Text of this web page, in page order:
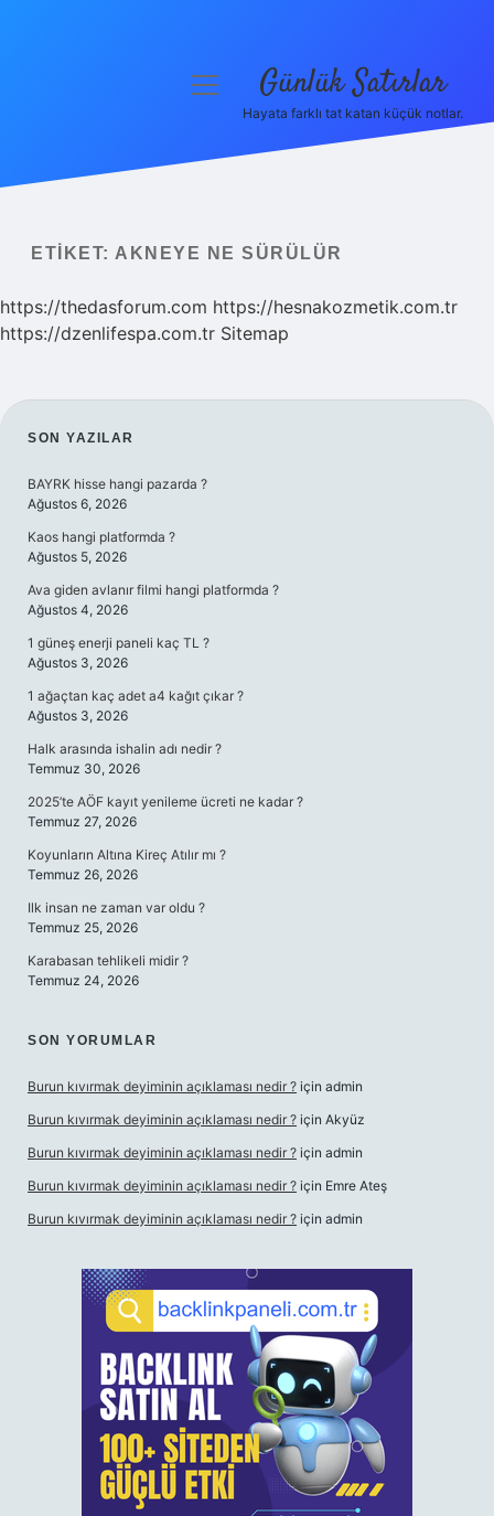
Yasal Uyarı
Hakkımızda
menüyü Günlük Satırlar
Hayata farklı tat katan küçük notlar.
ETIKET: AKNEYE NE SÜRÜLÜR
https://thedasforum.com https://hesnakozmetik.com.tr
https://dzenlifespa.com.tr Sitemap
SIDEBAR
SON YAZILAR
BAYRK hisse hangi pazarda ?
Ağustos 6, 2026
Kaos hangi platformda ?
Ağustos 5, 2026
Ava giden avlanır filmi hangi platformda ?
Ağustos 4, 2026
1 güneş enerji paneli kaç TL ?
Ağustos 3, 2026
1 ağaçtan kaç adet a4 kağıt çıkar ?
Ağustos 3, 2026
Halk arasında ishalin adı nedir ?
Temmuz 30, 2026
2025’te AÖF kayıt yenileme ücreti ne kadar ?
Temmuz 27, 2026
Koyunların Altına Kireç Atılır mı ?
Temmuz 26, 2026
Ilk insan ne zaman var oldu ?
Temmuz 25, 2026
Karabasan tehlikeli midir ?
Temmuz 24, 2026
SON YORUMLAR
Burun kıvırmak deyiminin açıklaması nedir ? için admin
Burun kıvırmak deyiminin açıklaması nedir ? için Akyüz
Burun kıvırmak deyiminin açıklaması nedir ? için admin
Burun kıvırmak deyiminin açıklaması nedir ? için Emre Ateş
Burun kıvırmak deyiminin açıklaması nedir ? için admin